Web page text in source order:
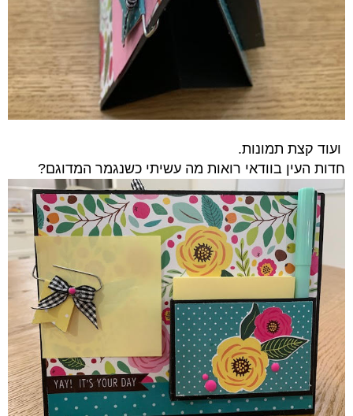
ועוד קצת תמונות.
חדות העין בוודאי רואות מה עשיתי כשנגמר המדוגם?